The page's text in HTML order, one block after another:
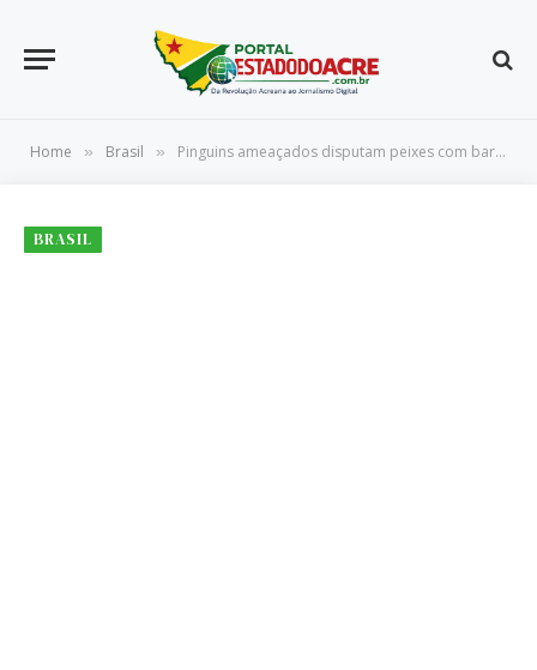
Home » Brasil » Pinguins ameaçados disputam peixes com barcos de pesca na África
BRASIL